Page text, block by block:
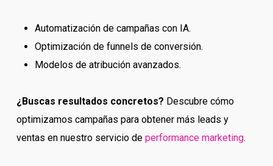
Automatización de campañas con IA.
Optimización de funnels de conversión.
Modelos de atribución avanzados.
¿Buscas resultados concretos? Descubre cómo
optimizamos campañas para obtener más leads y
ventas en nuestro servicio de performance marketing.